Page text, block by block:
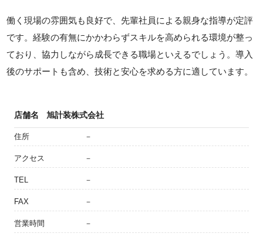
働く現場の雰囲気も良好で、先輩社員による親身な指導が定評
です。経験の有無にかかわらずスキルを高められる環境が整っ
ており、協力しながら成長できる職場といえるでしょう。導入
後のサポートも含め、技術と安心を求める方に適しています。
店舗名 旭計装株式会社
住所 －
アクセス －
TEL －
FAX －
営業時間 －